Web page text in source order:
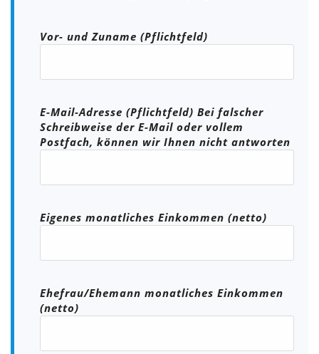
Vor- und Zuname (Pflichtfeld)
E-Mail-Adresse (Pflichtfeld) Bei falscher
Schreibweise der E-Mail oder vollem
Postfach, können wir Ihnen nicht antworten
Eigenes monatliches Einkommen (netto)
Ehefrau/Ehemann monatliches Einkommen
(netto)